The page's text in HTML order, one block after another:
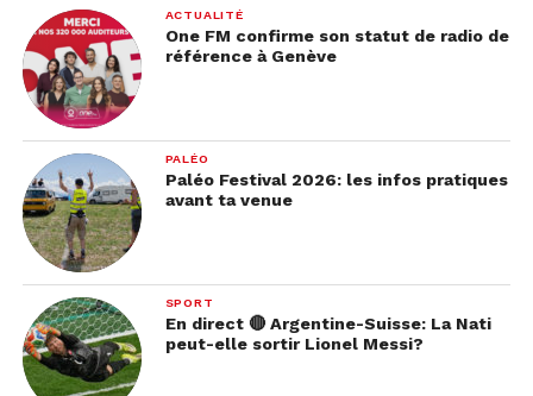
Commence par découper le melon jaune, en
tranchant et en retirant les graines. Coupe-le
ensuite en très fines tranches.
Dans chaque assiette, dispose les fines tranches de
melon ainsi que quelques feuilles de roquette au
centre.
Découpe la boule de mozzarella en dés et le
jambon cru en tranches fines et répartis dans les
assiettes, sur la roquette.
Ajoute du vinaigre balsamique, quelques pignons
de pin et assaisonne avant de servir.
ACTUALITÉ
One FM confirme son statut de radio de
référence à Genève
PALÉO
Paléo Festival 2026: les infos pratiques
avant ta venue
SPORT
En direct 🔴 Argentine-Suisse: La Nati
peut-elle sortir Lionel Messi?